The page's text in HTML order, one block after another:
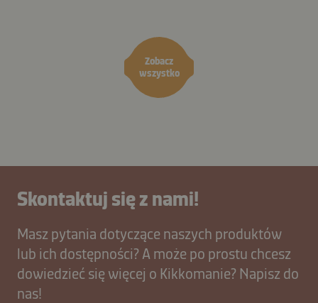
Zobacz
wszystko
Skontaktuj się z nami!
Masz pytania dotyczące naszych produktów
lub ich dostępności? A może po prostu chcesz
dowiedzieć się więcej o Kikkomanie? Napisz do
nas!